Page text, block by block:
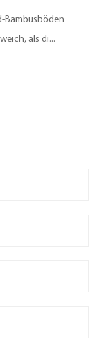
als di...